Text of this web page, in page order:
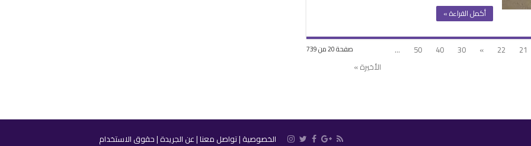
مغلقة
أكمل القراءة »
صفحة 20 من 739 21
22
»
30
40
50
...
الأخيرة »
الخصوصية |تواصل معنا |عن الجريدة |حقوق الاستخدام